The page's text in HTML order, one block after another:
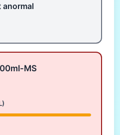
anormal
MS